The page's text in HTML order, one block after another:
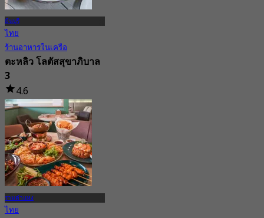
มีนบุรี
ไทย
ร้านอาหารในเครือ
ตะหลิว โลตัสสุขาภิบาล
3
4.6
66 การจอง
จาก฿ 224.75
รามคำแหง
ไทย